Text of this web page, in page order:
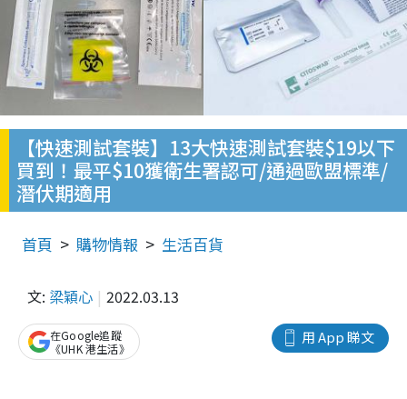
【快速測試套裝】13大快速測試套裝$19以下
買到！最平$10獲衛生署認可/通過歐盟標準/
潛伏期適用
首頁 購物情報 生活百貨
文: 梁穎心 2022.03.13
用 App 睇文
在Google追蹤
《UHK 港生活》